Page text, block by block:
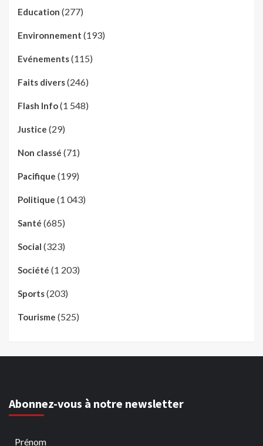
Education (277)
Environnement (193)
Evénements(115)
Faits divers(246)
Flash Info(1 548)
Justice (29)
Non classé (71)
Pacifique (199)
Politique (1 043)
Santé (685)
Social (323)
Société (1 203)
Sports(203)
Tourisme (525)
Abonnez-vous à notre newsletter
Prénom